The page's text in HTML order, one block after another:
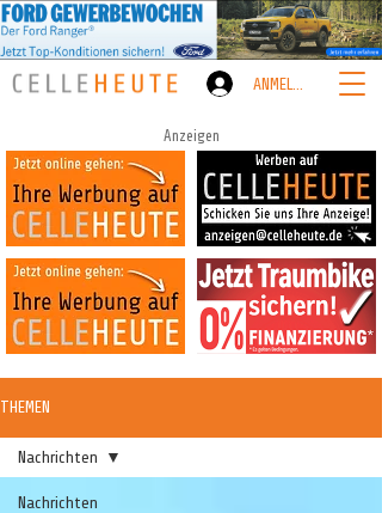
ANMELDEN
Anzeigen
THEMEN
Nachrichten
Nachrichten